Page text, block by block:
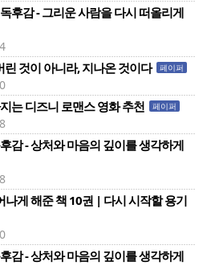
후감 - 그리운 사람을 다시 떠올리게
것이 아니라, 지나온 것이다 페이퍼
는 디즈니 로맨스 영화 추천 페이퍼
감 - 상처와 마음의 깊이를 생각하게
나게 해준 책 10권 | 다시 시작할 용기
감 - 상처와 마음의 깊이를 생각하게